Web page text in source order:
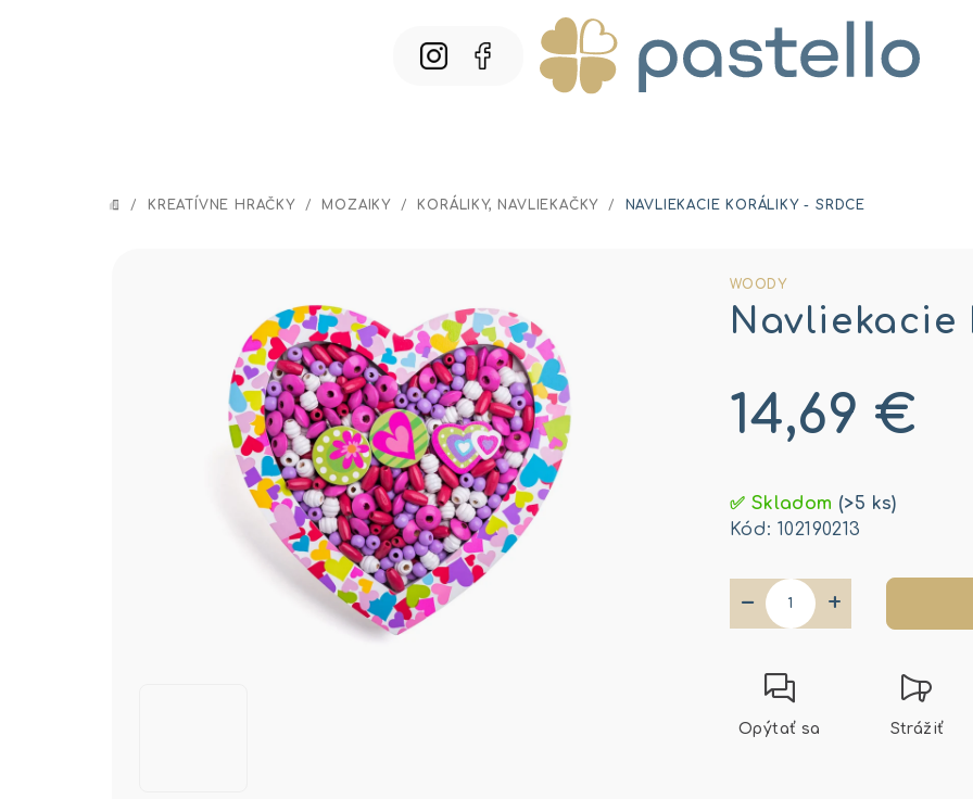
DOMOV
/ KREATÍVNE HRAČKY / MOZAIKY / KORÁLIKY, NAVLIEKAČKY / NAVLIEKACIE KORÁLIKY - SRDCE
WOODY
Navliekacie
14,69 €
cena:
✅ Skladom (>5 ks)
Kód: 102190213
+
−
Opýtať sa Strážiť